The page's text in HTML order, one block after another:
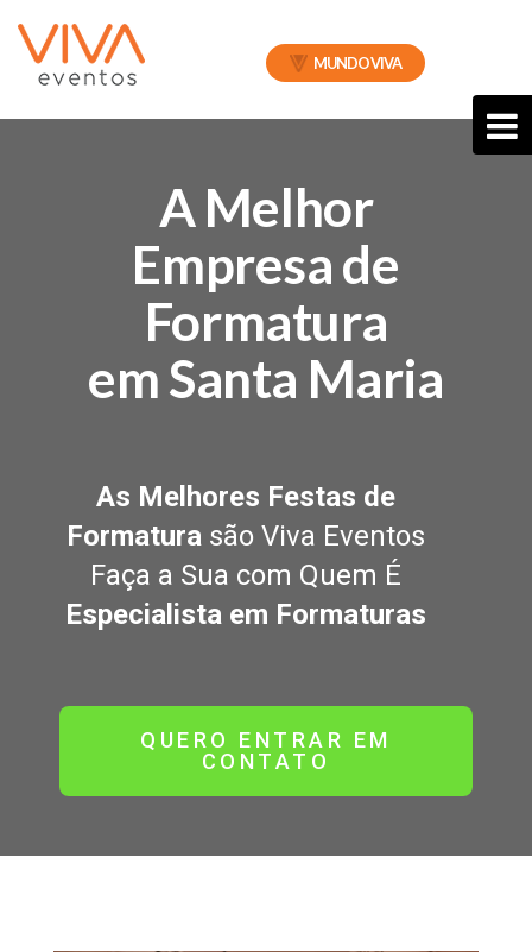
MUNDO VIVA
A Melhor
Empresa de
Formatura
em Santa Maria
As Melhores Festas de
Formatura são Viva Eventos
Faça a Sua com Quem É
Especialista em Formaturas
QUERO ENTRAR EM
CONTATO